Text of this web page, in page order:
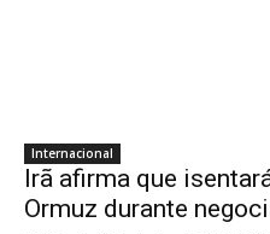
Internacional
Irã afirma que
Ormuz durante